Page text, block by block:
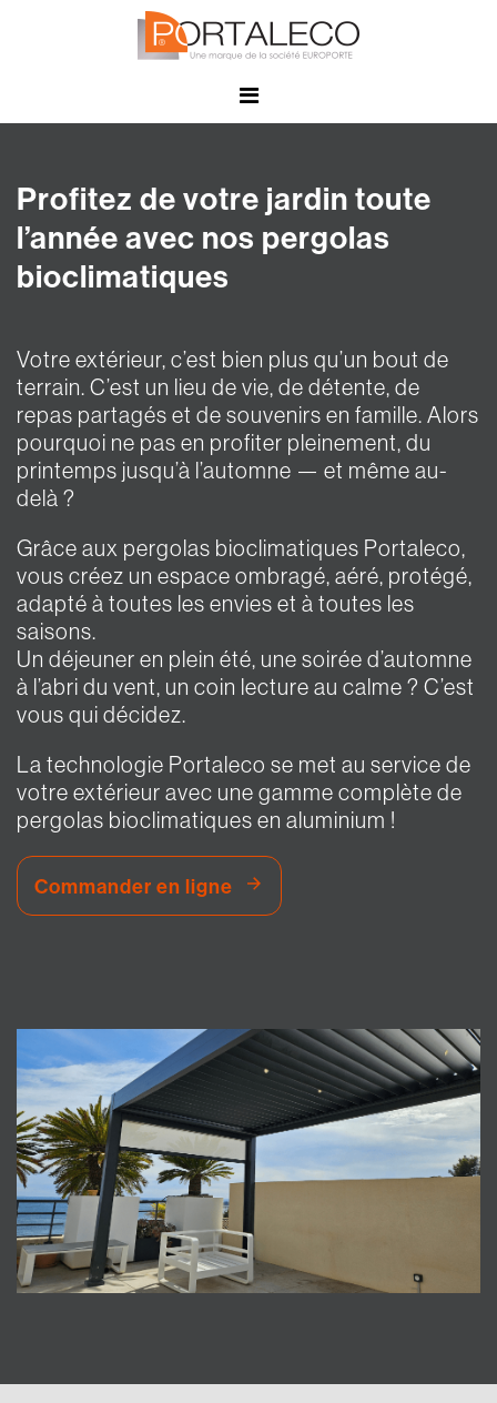
Profitez de votre jardin toute
l’année avec nos pergolas
bioclimatiques
Votre extérieur, c’est bien plus qu’un bout de
terrain. C’est un lieu de vie, de détente, de
repas partagés et de souvenirs en famille. Alors
pourquoi ne pas en profiter pleinement, du
printemps jusqu’à l’automne — et même au-
delà ?
Grâce aux pergolas bioclimatiques Portaleco,
vous créez un espace ombragé, aéré, protégé,
adapté à toutes les envies et à toutes les
saisons.
Un déjeuner en plein été, une soirée d’automne
à l’abri du vent, un coin lecture au calme ? C’est
vous qui décidez.
La technologie Portaleco se met au service de
votre extérieur avec une gamme complète de
pergolas bioclimatiques en aluminium !
Commander en ligne
Panneau de gestion des cookies